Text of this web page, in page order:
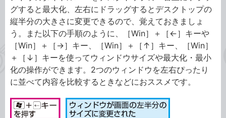
グすると最大化、左右にドラッグするとデスクトップの
縦半分の大きさに変更できるので、覚えておきましょ
う。また以下の手順のように、［Win］＋［←］キーや
［Win］＋［→］キー、［Win］＋［↑］キー、［Win］
＋［↓］キーを使ってウィンドウサイズや最大化・最小
化の操作ができます。2つのウィンドウを左右ぴったり
に並べて内容を比較するときなどにおススメです。